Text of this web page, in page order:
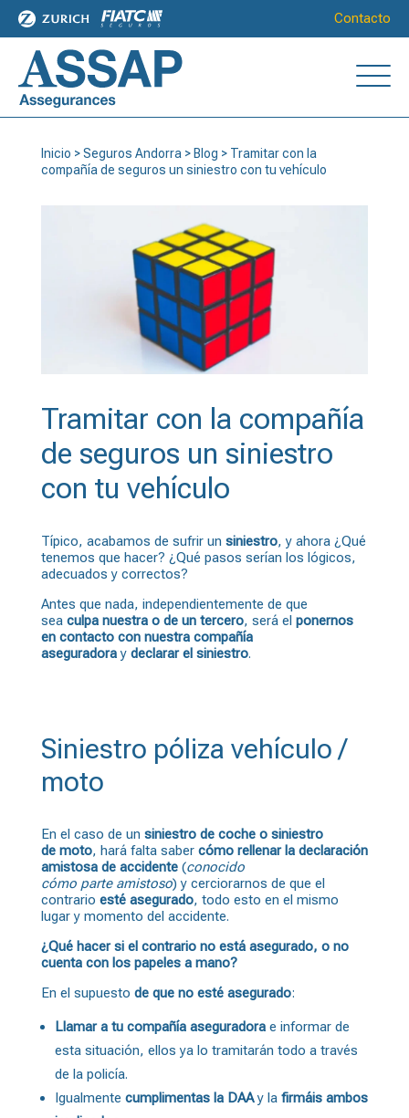
Contacto
Inicio >Seguros Andorra > Blog > Tramitar con la
compañía de seguros un siniestro con tu vehículo
Tramitar con la compañía
de seguros un siniestro
con tu vehículo
Típico, acabamos de sufrir un siniestro, y ahora ¿Qué
tenemos que hacer? ¿Qué pasos serían los lógicos,
adecuados y correctos?
Antes que nada, independientemente de que
sea culpa nuestra o de un tercero, será el ponernos
en contacto con nuestra compañía
aseguradoray declarar el siniestro.
Siniestro póliza vehículo /
moto
En el caso de un siniestro de cocheo siniestro
de moto, hará falta saber cómo rellenar la declaración
amistosa de accidente(conocido
cómo parte amistoso) y cerciorarnos de que el
contrario esté asegurado, todo esto en el mismo
lugar y momento del accidente.
¿Qué hacer si el contrario no está asegurado, o no
cuenta con los papeles a mano?
En el supuesto de que no esté asegurado:
Llamar a tu compañía aseguradorae informar de
esta situación, ellos ya lo tramitarán todo a través
de la policía.
Igualmente cumplimentas la DAAy la firmáis ambos